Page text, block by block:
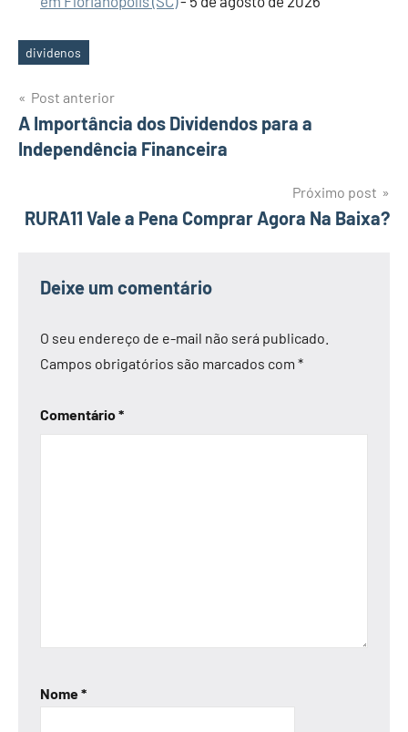
Tags
dividenos
Navegação
de
Post anterior
A Importância dos Dividendos para a
Independência Financeira
Próximo post
RURA11 Vale a Pena Comprar Agora Na Baixa?
Deixe um comentário
O seu endereço de e-mail não será publicado.
Campos obrigatórios são marcados com *
Comentário*
Nome*